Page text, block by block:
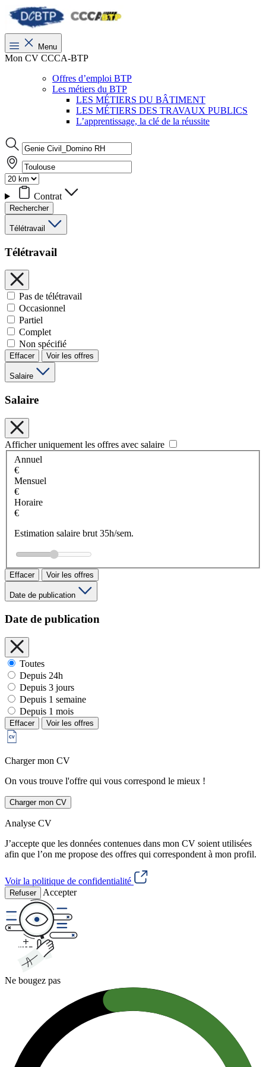
Menu
Mon CV CCCA-BTP
Offres d’emploi BTP
Les métiers du BTP
LES MÉTIERS DU BÂTIMENT
LES MÉTIERS DES TRAVAUX PUBLICS
L’apprentissage, la clé de la réussite
Contrat
Rechercher
Télétravail
Télétravail
Pas de télétravail
Occasionnel
Partiel
Complet
Non spécifié
Effacer Voir les offres
Salaire
Salaire
Afficher uniquement les offres avec salaire
Annuel
€
Mensuel
€
Horaire
€
Estimation salaire brut 35h/sem.
Effacer Voir les offres
Date de publication
Date de publication
Toutes
Depuis 24h
Depuis 3 jours
Depuis 1 semaine
Depuis 1 mois
Effacer Voir les offres
Charger mon CV
On vous trouve l'offre qui vous correspond le mieux !
Charger mon CV
Analyse CV
J’accepte que les données contenues dans mon CV soient utilisées
afin que l’on me propose des offres qui correspondent à mon profil.
Voir la politique de confidentialité
Refuser Accepter
Ne bougez pas